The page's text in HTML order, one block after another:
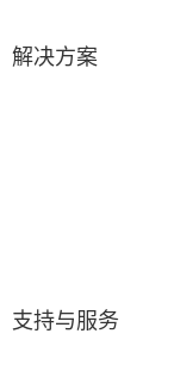
解决方案
支持与服务